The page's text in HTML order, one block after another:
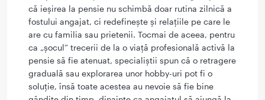
că ieșirea la pensie nu schimbă doar rutina zilnică a
fostului angajat, ci redefinește și relațiile pe care le
are cu familia sau prietenii. Tocmai de aceea, pentru
ca „șocul” trecerii de la o viață profesională activă la
pensie să fie atenuat, specialiștii spun că o retragere
graduală sau explorarea unor hobby-uri pot fi o
soluție, însă toate acestea au nevoie să fie bine